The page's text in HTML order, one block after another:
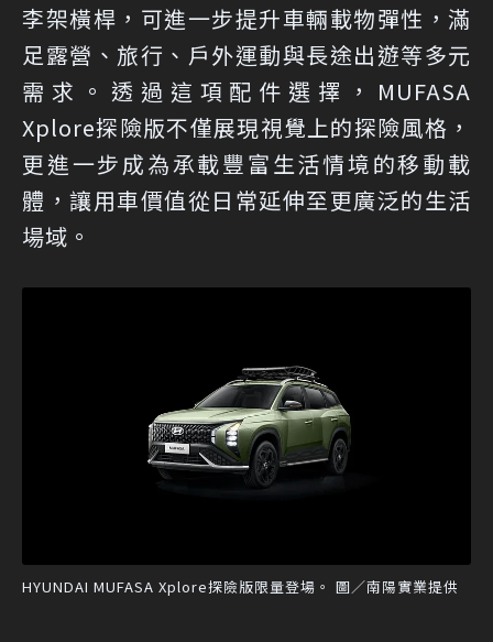
李架橫桿，可進一步提升車輛載物彈性，滿
足露營、旅行、戶外運動與長途出遊等多元
需求。透過這項配件選擇，MUFASA
Xplore探險版不僅展現視覺上的探險風格，
更進一步成為承載豐富生活情境的移動載
體，讓用車價值從日常延伸至更廣泛的生活
場域。
HYUNDAI MUFASA Xplore探險版限量登場。 圖／南陽實業提供